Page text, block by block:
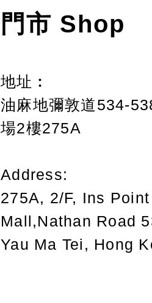
門市 Shop
地址︰
油麻地彌敦道534-
場2樓275A
Address:
275A, 2/F, Ins Point
Mall,Nathan Road
Yau Ma Tei, Hong